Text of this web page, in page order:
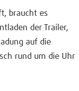
braucht es
der Trailer,
auf die
rund um die Uhr